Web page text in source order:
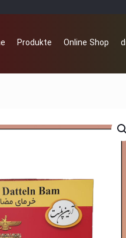
Produkte Online Shop